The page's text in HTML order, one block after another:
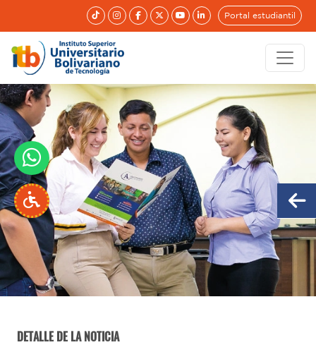
Portal estudiantil
DETALLE DE LA NOTICIA